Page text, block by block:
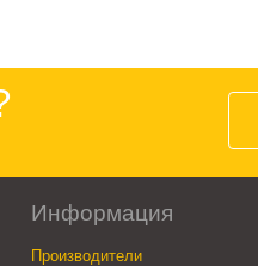
Информация
Производители